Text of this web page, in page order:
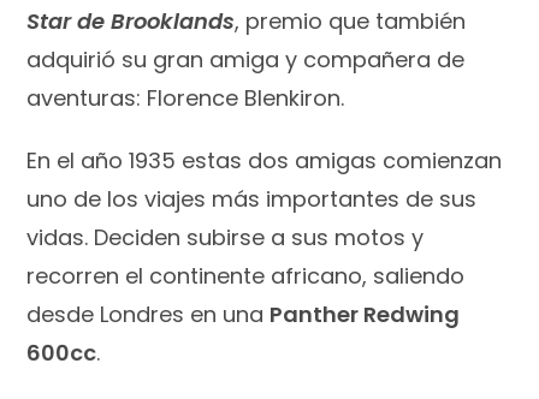
Star de Brooklands, premio que también
adquirió su gran amiga y compañera de
aventuras: Florence Blenkiron.
En el año 1935 estas dos amigas comienzan
uno de los viajes más importantes de sus
vidas. Deciden subirse a sus motos y
recorren el continente africano, saliendo
desde Londres en una Panther Redwing
600cc.